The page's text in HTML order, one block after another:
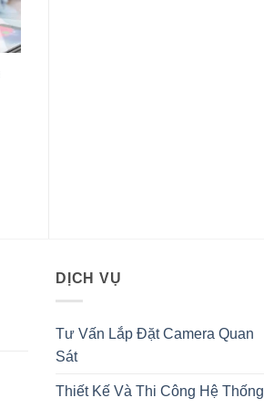
DỊCH VỤ
Tư Vấn Lắp Đặt Camera Quan
Sát
Thiết Kế Và Thi Công Hệ Thống